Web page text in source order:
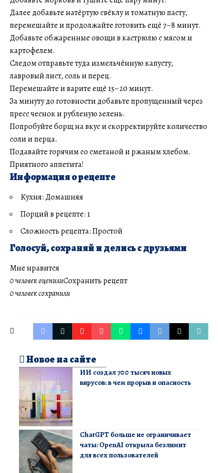
Далее добавьте натёртую свёклу и томатную пасту,
перемешайте и продолжайте готовить ещё 7–8 минут.
Добавьте обжаренные овощи в кастрюлю с мясом и
картофелем.
Следом отправьте туда измельчённую капусту,
лавровый лист, соль и перец.
Перемешайте и варите ещё 15–20 минут.
За минуту до готовности добавьте пропущенный через
пресс чеснок и рубленую зелень.
Попробуйте борщ на вкус и скорректируйте количество
соли и перца.
Подавайте горячим со сметаной и ржаным хлебом.
Приятного аппетита!
Информация о рецепте
Кухня: Домашняя
Порций в рецепте: 1
Сложность рецепта: Простой
Голосуй, сохраняй и делись с друзьями
Мне нравится
0 человек оценилиСохранить рецепт
0 человек сохранили
Новое на сайте
ИИ создал 700 тысяч новых
вирусов: в чем прорыв и опасность
ChatGPT больше не ограничивает
чаты: OpenAI открыла безлимит
для всех пользователей